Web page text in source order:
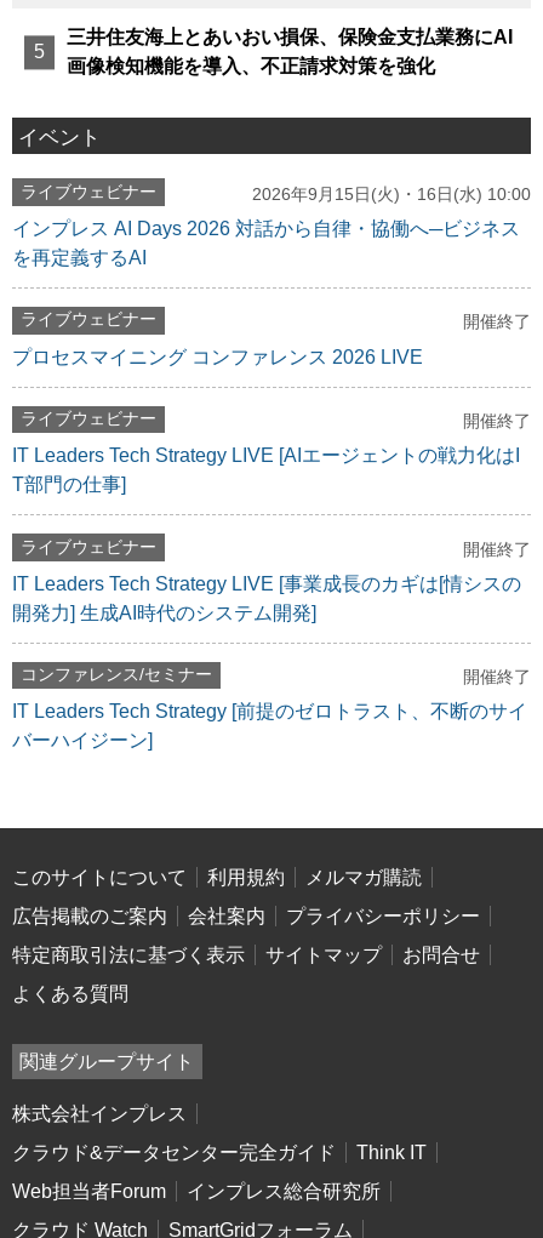
三井住友海上とあいおい損保、保険金支払業務にAI
画像検知機能を導入、不正請求対策を強化
イベント
ライブウェビナー 2026年9月15日(火)・16日(水) 10:00
インプレス AI Days 2026 対話から自律・協働へ─ビジネス
を再定義するAI
ライブウェビナー 開催終了
プロセスマイニング コンファレンス 2026 LIVE
ライブウェビナー 開催終了
IT Leaders Tech Strategy LIVE [AIエージェントの戦力化はI
T部門の仕事]
ライブウェビナー 開催終了
IT Leaders Tech Strategy LIVE [事業成長のカギは[情シスの
開発力] 生成AI時代のシステム開発]
コンファレンス/セミナー 開催終了
IT Leaders Tech Strategy [前提のゼロトラスト、不断のサイ
バーハイジーン]
このサイトについて 利用規約
メルマガ購読
広告掲載のご案内
会社案内
プライバシーポリシー
特定商取引法に基づく表示
サイトマップ
お問合せ
よくある質問
関連グループサイト
株式会社インプレス
クラウド&データセンター完全ガイド
Think IT
Web担当者Forum
インプレス総合研究所
クラウド Watch
SmartGridフォーラム